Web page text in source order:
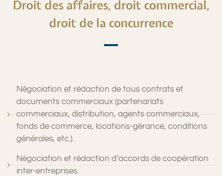
Droit des affaires, droit commercial,
droit de la concurrence
Négociation et rédaction de tous contrats et
documents commerciaux (partenariats
commerciaux, distribution, agents commerciaux,
fonds de commerce, locations-gérance, conditions
générales, etc.).
Négociation et rédaction d’accords de coopération
inter-entreprises.